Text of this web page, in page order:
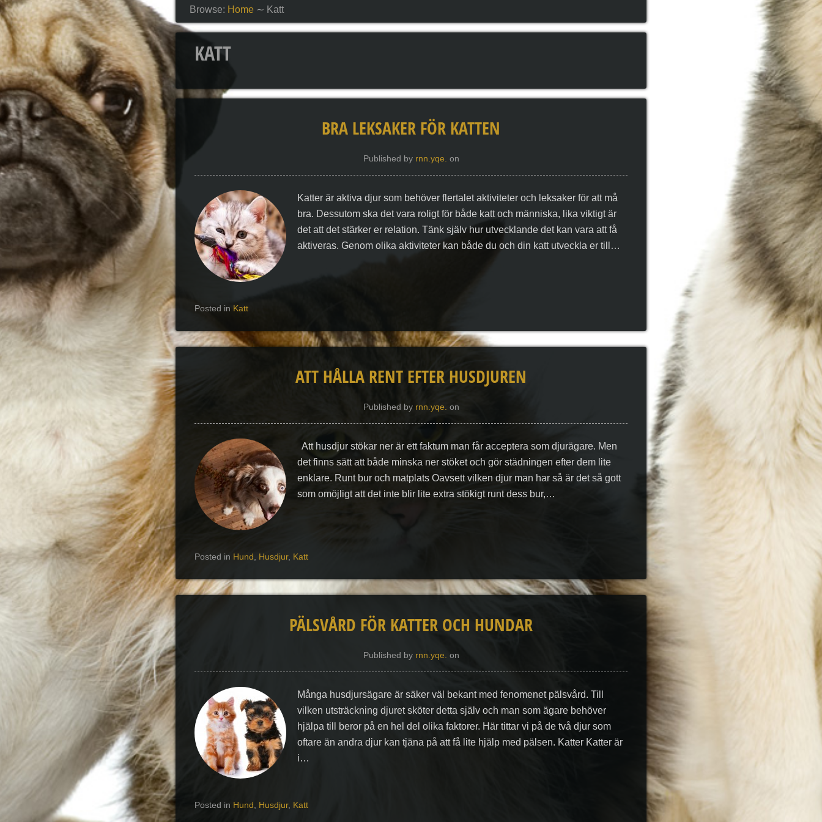
Browse: Home ∼ Katt
KATT
BRA LEKSAKER FÖR KATTEN
Published by rnn.yqe. on
Katter är aktiva djur som behöver flertalet aktiviteter och leksaker för att må
bra. Dessutom ska det vara roligt för både katt och människa, lika viktigt är
det att det stärker er relation. Tänk själv hur utvecklande det kan vara att få
aktiveras. Genom olika aktiviteter kan både du och din katt utveckla er till…
Posted in Katt
ATT HÅLLA RENT EFTER HUSDJUREN
Published by rnn.yqe. on
Att husdjur stökar ner är ett faktum man får acceptera som djurägare. Men
det finns sätt att både minska ner stöket och gör städningen efter dem lite
enklare. Runt bur och matplats Oavsett vilken djur man har så är det så gott
som omöjligt att det inte blir lite extra stökigt runt dess bur,…
Posted in Hund Husdjur, Katt
PÄLSVÅRD FÖR KATTER OCH HUNDAR
Published by rnn.yqe. on
Många husdjursägare är säker väl bekant med fenomenet pälsvård. Till
vilken utsträckning djuret sköter detta själv och man som ägare behöver
hjälpa till beror på en hel del olika faktorer. Här tittar vi på de två djur som
oftare än andra djur kan tjäna på att få lite hjälp med pälsen. Katter Katter är
i…
Posted in Hund Husdjur, Katt